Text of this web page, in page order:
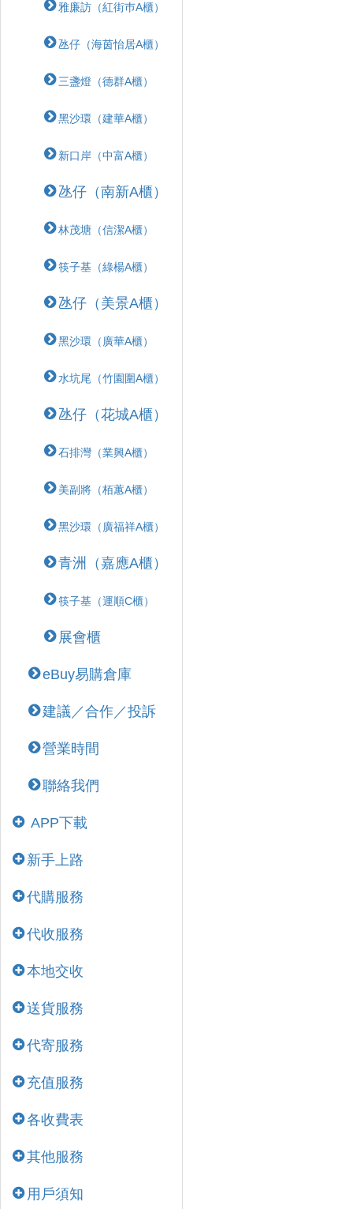
雅廉訪（紅街巿A櫃）
氹仔（海茵怡居A櫃）
三盞燈（德群A櫃）
黑沙環（建華A櫃）
新口岸（中富A櫃）
氹仔（南新A櫃）
林茂塘（信潔A櫃）
筷子基（綠楊A櫃）
氹仔（美景A櫃）
黑沙環（廣華A櫃）
水坑尾（竹園圍A櫃）
氹仔（花城A櫃）
石排灣（業興A櫃）
美副將（栢蕙A櫃）
黑沙環（廣福祥A櫃）
青洲（嘉應A櫃）
筷子基（運順C櫃）
展會櫃
eBuy易購倉庫
建議／合作／投訴
營業時間
聯絡我們
APP下載
新手上路
代購服務
代收服務
本地交收
送貨服務
代寄服務
充值服務
各收費表
其他服務
用戶須知